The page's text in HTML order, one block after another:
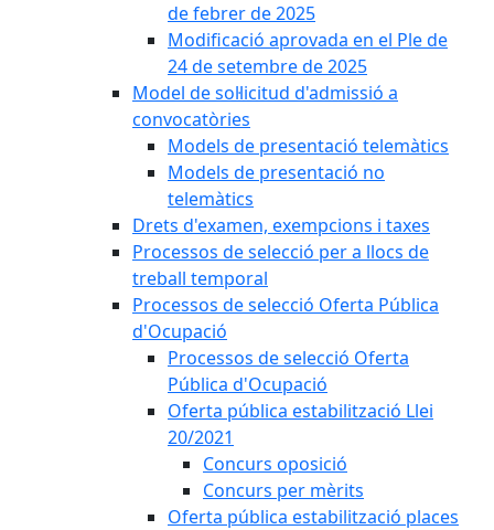
de febrer de 2025
Modificació aprovada en el Ple de
24 de setembre de 2025
Model de sol·licitud d'admissió a
convocatòries
Models de presentació telemàtics
Models de presentació no
telemàtics
Drets d'examen, exempcions i taxes
Processos de selecció per a llocs de
treball temporal
Processos de selecció Oferta Pública
d'Ocupació
Processos de selecció Oferta
Pública d'Ocupació
Oferta pública estabilització Llei
20/2021
Concurs oposició
Concurs per mèrits
Oferta pública estabilització places